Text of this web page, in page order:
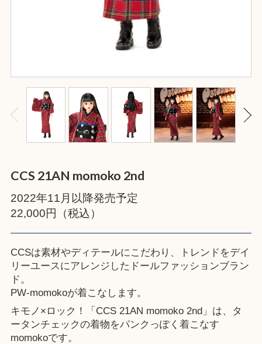
CCS 21AN momoko 2nd
2022年11月以降発売予定
22,000円（税込）
CCSは素材やディテールにこだわり、トレンドをデイ
リーユースにアレンジしたドールファッションブラン
ド。
PW-momokoが着こなします。
キモノ×ロック！「CCS 21AN momoko 2nd」は、タ
ータンチェックの着物をパンクっぽく着こなす
momokoです。